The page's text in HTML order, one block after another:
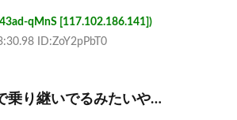
qMnS [117.102.186.141])
ID:ZoY2pPbT0
乗り継いでるみたいや…